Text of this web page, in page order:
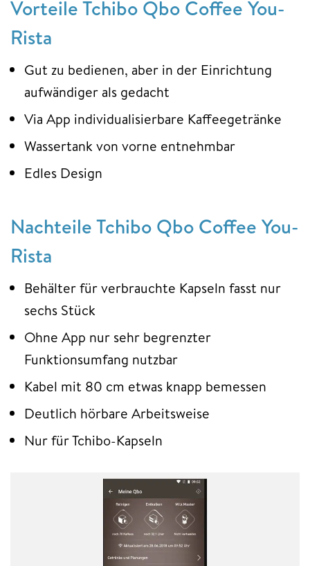
Vorteile Tchibo Qbo Coffee You-
Rista
Gut zu bedienen, aber in der Einrichtung
aufwändiger als gedacht
Via App individualisierbare Kaffeegetränke
Wassertank von vorne entnehmbar
Edles Design
Nachteile Tchibo Qbo Coffee You-
Rista
Behälter für verbrauchte Kapseln fasst nur
sechs Stück
Ohne App nur sehr begrenzter
Funktionsumfang nutzbar
Kabel mit 80 cm etwas knapp bemessen
Deutlich hörbare Arbeitsweise
Nur für Tchibo-Kapseln